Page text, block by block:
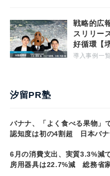
戦略的広
スリリー
好循環【
導入事例一
汐留PR塾
バナナ、「よく食べる果物
認知度は初の4割超 日本バナ
6月の消費支出、実質3.3%
房用器具は22.7%減 総務省